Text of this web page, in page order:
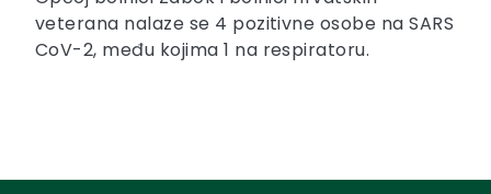
veterana nalaze se 4 pozitivne osobe na SARS
CoV-2, među kojima 1 na respiratoru.